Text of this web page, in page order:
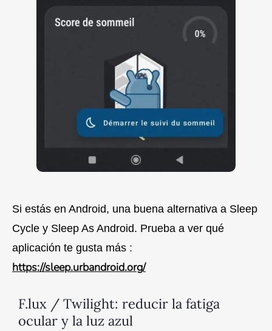
Si estás en Android, una buena alternativa a Sleep
Cycle y Sleep As Android. Prueba a ver qué
aplicación te gusta más :
https://sleep.urbandroid.org/
F.lux / Twilight: reducir la fatiga
ocular y la luz azul